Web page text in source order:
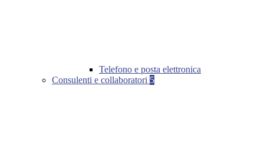
Telefono e posta elettronica
Consulenti e collaboratori 5